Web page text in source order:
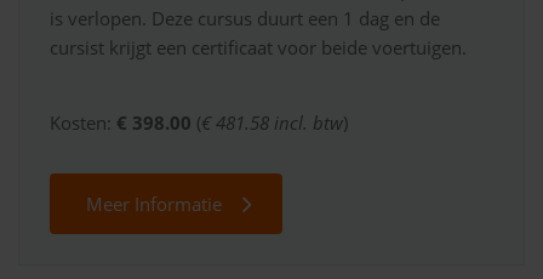
is verlopen. Deze cursus duurt een 1 dag en de
cursist krijgt een certificaat voor beide voertuigen.
Kosten: € 398.00 (€ 481.58 incl. btw)
Meer Informatie